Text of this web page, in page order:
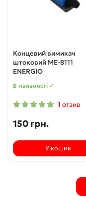
Концевий вимикач
штоковий МЕ-8111
ENERGIO
В наявності ✓
1 отзив
150 грн.
У кошик